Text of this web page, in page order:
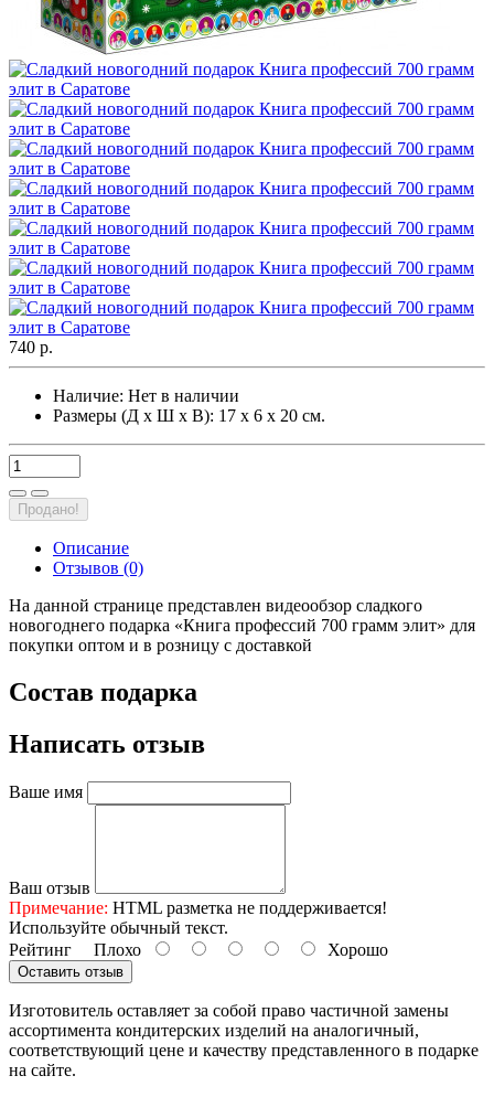
740 р.
Наличие: Нет в наличии
Размеры (Д х Ш х В): 17 х 6 х 20 см.
Продано!
Описание
Отзывов (0)
На данной странице представлен видеообзор сладкого
новогоднего подарка «Книга профессий 700 грамм элит» для
покупки оптом и в розницу с доставкой
Состав подарка
Написать отзыв
Ваше имя
Ваш отзыв
Примечание: HTML разметка не поддерживается!
Используйте обычный текст.
Рейтинг Плохо Хорошо
Оставить отзыв
Изготовитель оставляет за собой право частичной замены
ассортимента кондитерских изделий на аналогичный,
соответствующий цене и качеству представленного в подарке
на сайте.